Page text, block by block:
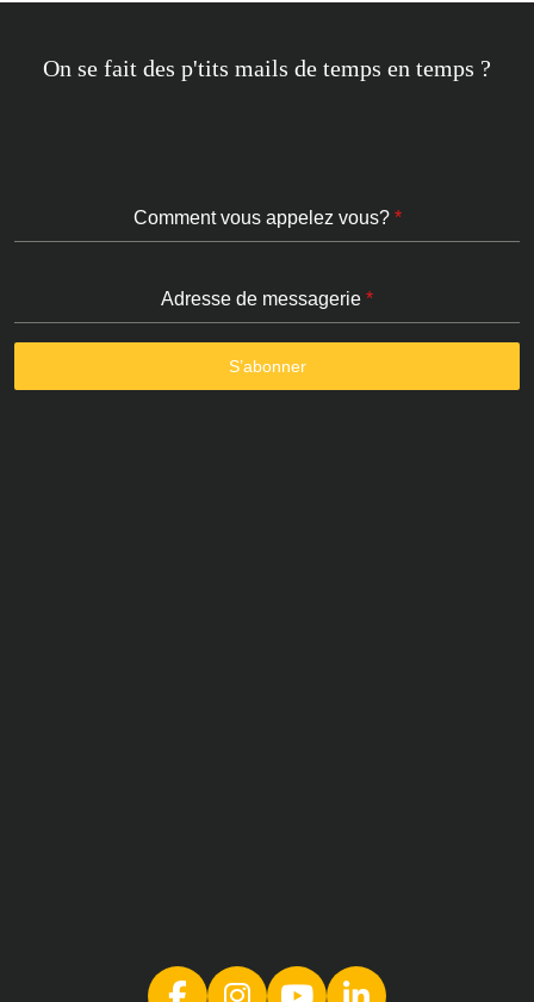
On se fait des p'tits mails de temps en temps ?
Comment vous appelez vous? *
Adresse de messagerie *
S’abonner